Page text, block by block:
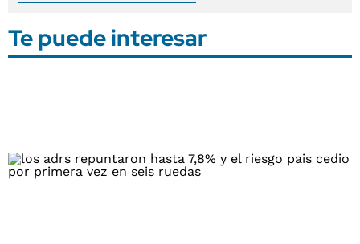
Te puede interesar